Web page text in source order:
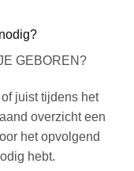
GEBOREN?
juist tijdens het
overzicht een
het opvolgend
hebt.